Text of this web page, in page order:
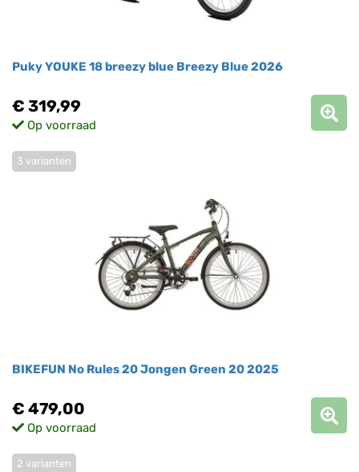
Puky YOUKE 18 breezy blue Breezy Blue 2026
€ 319,99
Op voorraad
BIKEFUN No Rules 20 Jongen Green 20 2025
3 varianten
€ 479,00
Op voorraad
2 varianten